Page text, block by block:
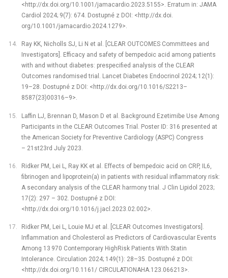
<http://dx.doi.org/10.1001/jamacardio.2023.5155>. Erratum in: JAMA
Cardiol 2024; 9(7): 674. Dostupné z DOI: <http://dx.doi.
org/10.1001/jamacardio.2024.1279>.
Ray KK, Nicholls SJ, Li N et al. [CLEAR OUTCOMES Committees and
Investigators]. Efficacy and safety of bempedoic acid among patients
with and without diabetes: prespecified analysis of the CLEAR
Outcomes randomised trial. Lancet Diabetes Endocrinol 2024; 12(1):
19–28. Dostupné z DOI: <http://dx.doi.org/10.1016/S2213–
8587(23)00316–9>.
Laffin LJ, Brennan D, Mason D et al. Background Ezetimibe Use Among
Participants in the CLEAR Outcomes Trial. Poster ID: 316 presented at
the American Society for Preventive Cardiology (ASPC) Congress
–⁠ 21st­23rd July 2023.
Ridker PM, Lei L, Ray KK et al. Effects of bempedoic acid on CRP, IL­6,
fibrinogen and lipoprotein(a) in patients with residual inflammatory risk:
A secondary analysis of the CLEAR harmony trial. J Clin Lipidol 2023;
17(2): 297 –⁠ 302. Dostupné z DOI:
<http://dx.doi.org/10.1016/j.jacl.2023.02.002>.
Ridker PM, Lei L, Louie MJ et al. [CLEAR Outcomes Investigators].
Inflammation and Cholesterol as Predictors of Cardiovascular Events
Among 13 970 Contemporary High­Risk Patients With Statin
Intolerance. Circulation 2024; 149(1): 28–35. Dostupné z DOI:
<http://dx.doi.org/10.1161/ CIRCULATIONAHA.123.066213>.